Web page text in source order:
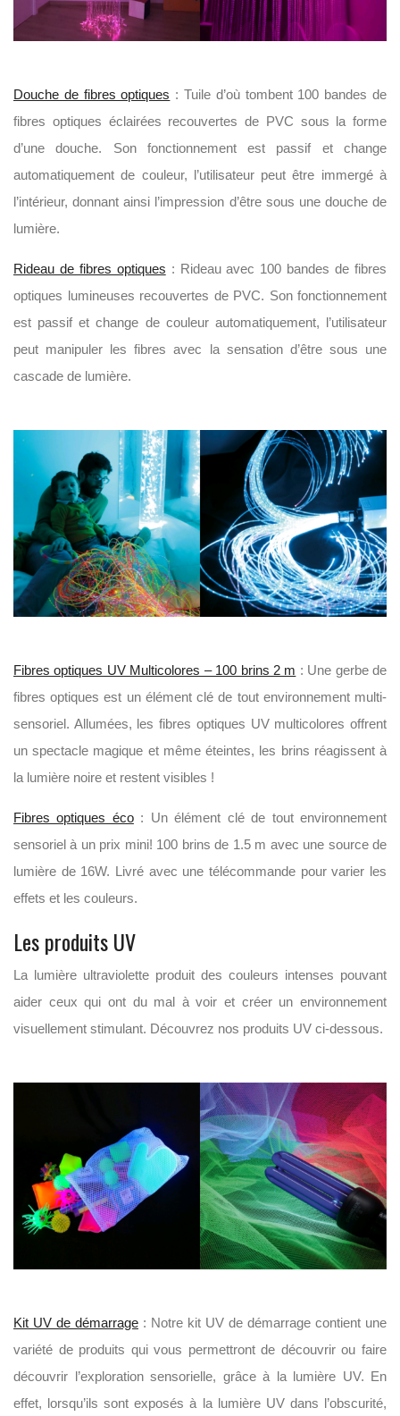
Douche de fibres optiques : Tuile d’où tombent 100 bandes de
fibres optiques éclairées recouvertes de PVC sous la forme
d’une douche. Son fonctionnement est passif et change
automatiquement de couleur, l’utilisateur peut être immergé à
l’intérieur, donnant ainsi l’impression d’être sous une douche de
lumière.
Rideau de fibres optiques : Rideau avec 100 bandes de fibres
optiques lumineuses recouvertes de PVC. Son fonctionnement
est passif et change de couleur automatiquement, l’utilisateur
peut manipuler les fibres avec la sensation d’être sous une
cascade de lumière.
Fibres optiques UV Multicolores – 100 brins 2 m : Une gerbe de
fibres optiques est un élément clé de tout environnement multi-
sensoriel. Allumées, les fibres optiques UV multicolores offrent
un spectacle magique et même éteintes, les brins réagissent à
la lumière noire et restent visibles !
Fibres optiques éco: Un élément clé de tout environnement
sensoriel à un prix mini! 100 brins de 1.5 m avec une source de
lumière de 16W. Livré avec une télécommande pour varier les
effets et les couleurs.
Les produits UV
La lumière ultraviolette produit des couleurs intenses pouvant
aider ceux qui ont du mal à voir et créer un environnement
visuellement stimulant. Découvrez nos produits UV ci-dessous.
Kit UV de démarrage : Notre kit UV de démarrage contient une
variété de produits qui vous permettront de découvrir ou faire
découvrir l’exploration sensorielle, grâce à la lumière UV. En
effet, lorsqu’ils sont exposés à la lumière UV dans l’obscurité,